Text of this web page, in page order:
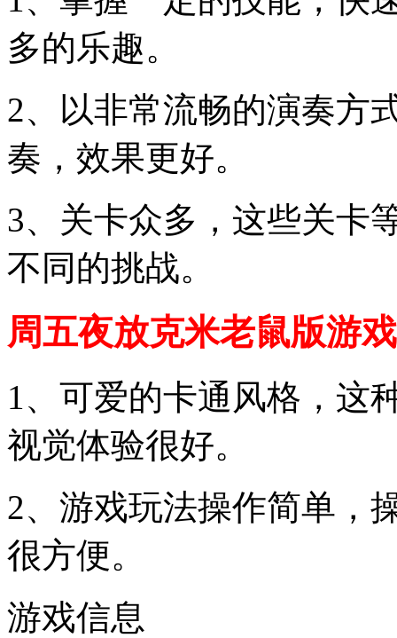
多的乐趣。
2、以非常流畅的演奏方
奏，效果更好。
3、关卡众多，这些关卡
不同的挑战。
周五夜放克米老鼠版游
1、可爱的卡通风格，这
视觉体验很好。
2、游戏玩法操作简单，
很方便。
游戏信息